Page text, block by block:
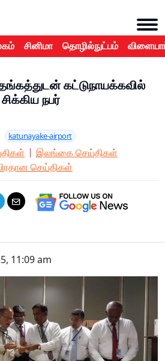
சினிமா தொழில்நுட்பம்
தங்கத்துடன் கட்டுநாயக்கவில்
சிக்கிய நபர்
katunayake-airport
இலங்கை செய்திகள்
செய்திகள்
11:09 am